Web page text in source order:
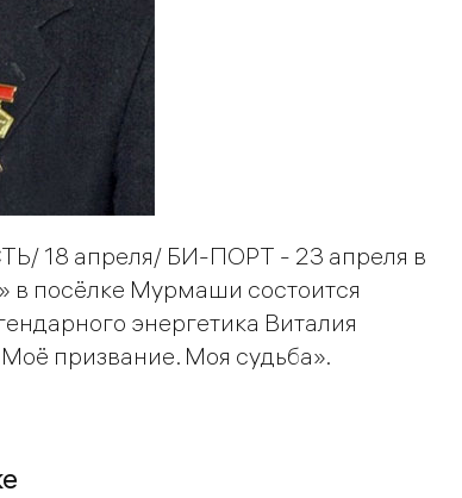
18 апреля/ БИ-ПОРТ - 23 апреля в
в посёлке Мурмаши состоится
энергетика Виталия
призвание. Моя судьба».